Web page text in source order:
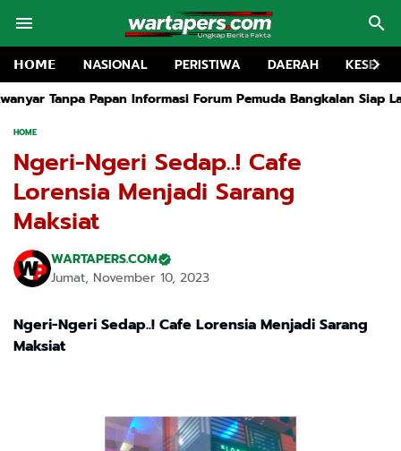
𝗛𝗢𝗠𝗘 NASIONAL PERISTIWA DAERAH
Forum Pemuda Bangkalan Siap Lapokan Rapat
HOME
Ngeri-Ngeri Sedap..! Cafe
Lorensia Menjadi Sarang
Maksiat
WARTAPERS.COM
Jumat, November 10, 2023
Ngeri-Ngeri Sedap..! Cafe Lorensia Menjadi Sarang
Maksiat